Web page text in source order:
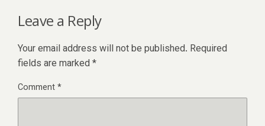
Leave a Reply
Your email address will not be published. Required
fields are marked *
Comment*